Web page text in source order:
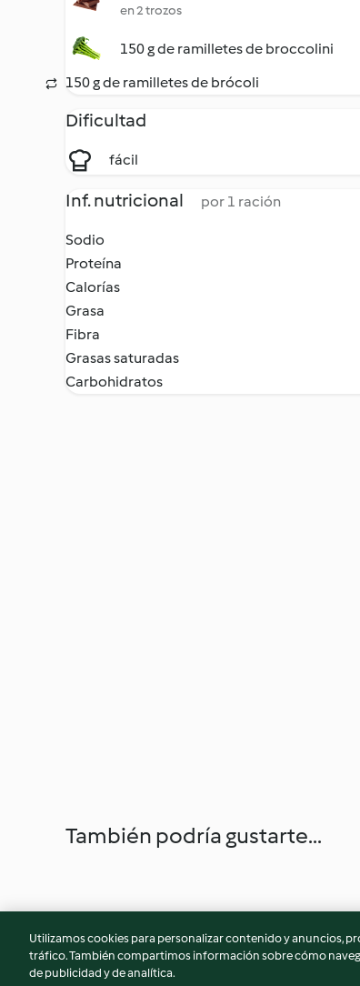
en 2 trozos
150 g de ramilletes de broccolini
150 g de ramilletes de brócoli
Dificultad
fácil
Inf. nutricional por 1 ración
Sodio
Proteína
Calorías
Grasa
Fibra
Grasas saturadas
Carbohidratos
También podría gustarte...
Utilizamos cookies para personalizar contenido y anuncios,
tráfico. También compartimos información sobre cómo
de publicidad y de analítica.